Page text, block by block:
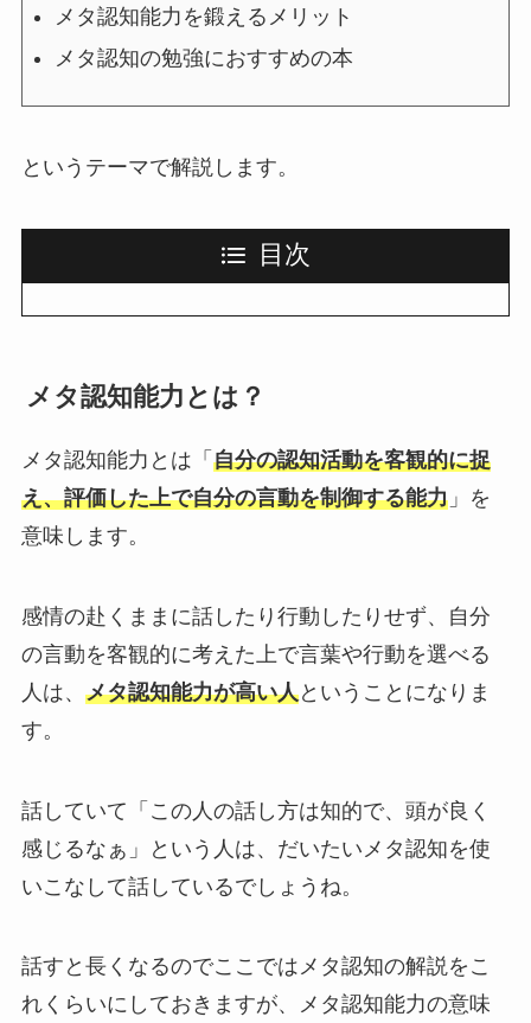
メタ認知能力を鍛えるメリット
メタ認知の勉強におすすめの本
というテーマで解説します。
目次
メタ認知能力とは？
メタ認知能力とは「 自分の認知活動を客観的に捉
え、評価した上で自分の言動を制御する能力」を
意味します。
感情の赴くままに話したり行動したりせず、自分
の言動を客観的に考えた上で言葉や行動を選べる
人は、 メタ認知能力が高い人ということになりま
す。
話していて「この人の話し方は知的で、頭が良く
感じるなぁ」という人は、だいたいメタ認知を使
いこなして話しているでしょうね。
話すと長くなるのでここではメタ認知の解説をこ
れくらいにしておきますが、メタ認知能力の意味